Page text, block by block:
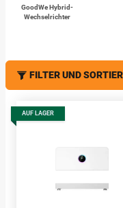
GoodWe Hybrid-
Wechselrichter
FILTER UND
AUF LAGER